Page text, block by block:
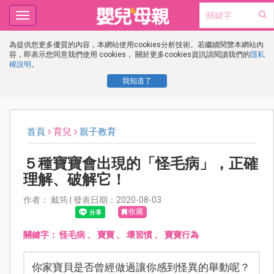
為提供您更多優質的內容，本網站使用cookies分析技術。若繼續閱覽本網站內
容，即表示您同意我們使用 cookies， 關於更多cookies資訊請閱讀我們的隱私
權說明 。
我知道了
Toggle
navigation
首頁 育兒 親子教育
５種寶寶會出現的「怪毛病」，正確
理解、破解它！
作者： 戴筠 | 發表日期：2020-08-03
收藏
關鍵字：怪毛病、 寶寶、 壞習慣、 寶寶行為
你家寶貝是否曾經做過讓你感到怪異的舉動呢？